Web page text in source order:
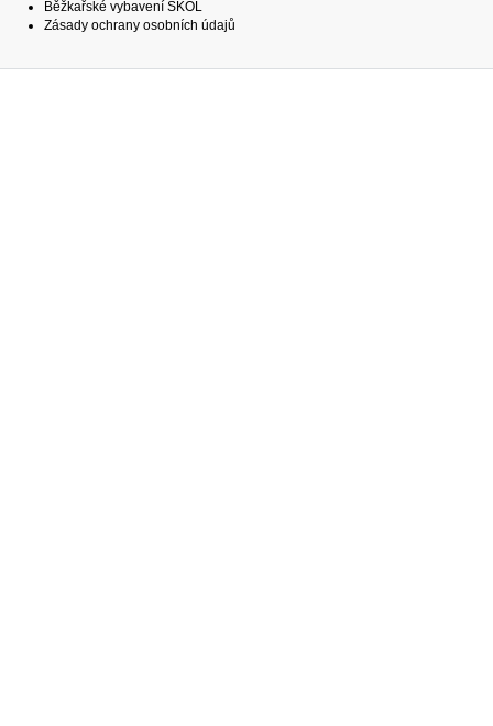
Běžkařské vybavení SKOL
Zásady ochrany osobních údajů